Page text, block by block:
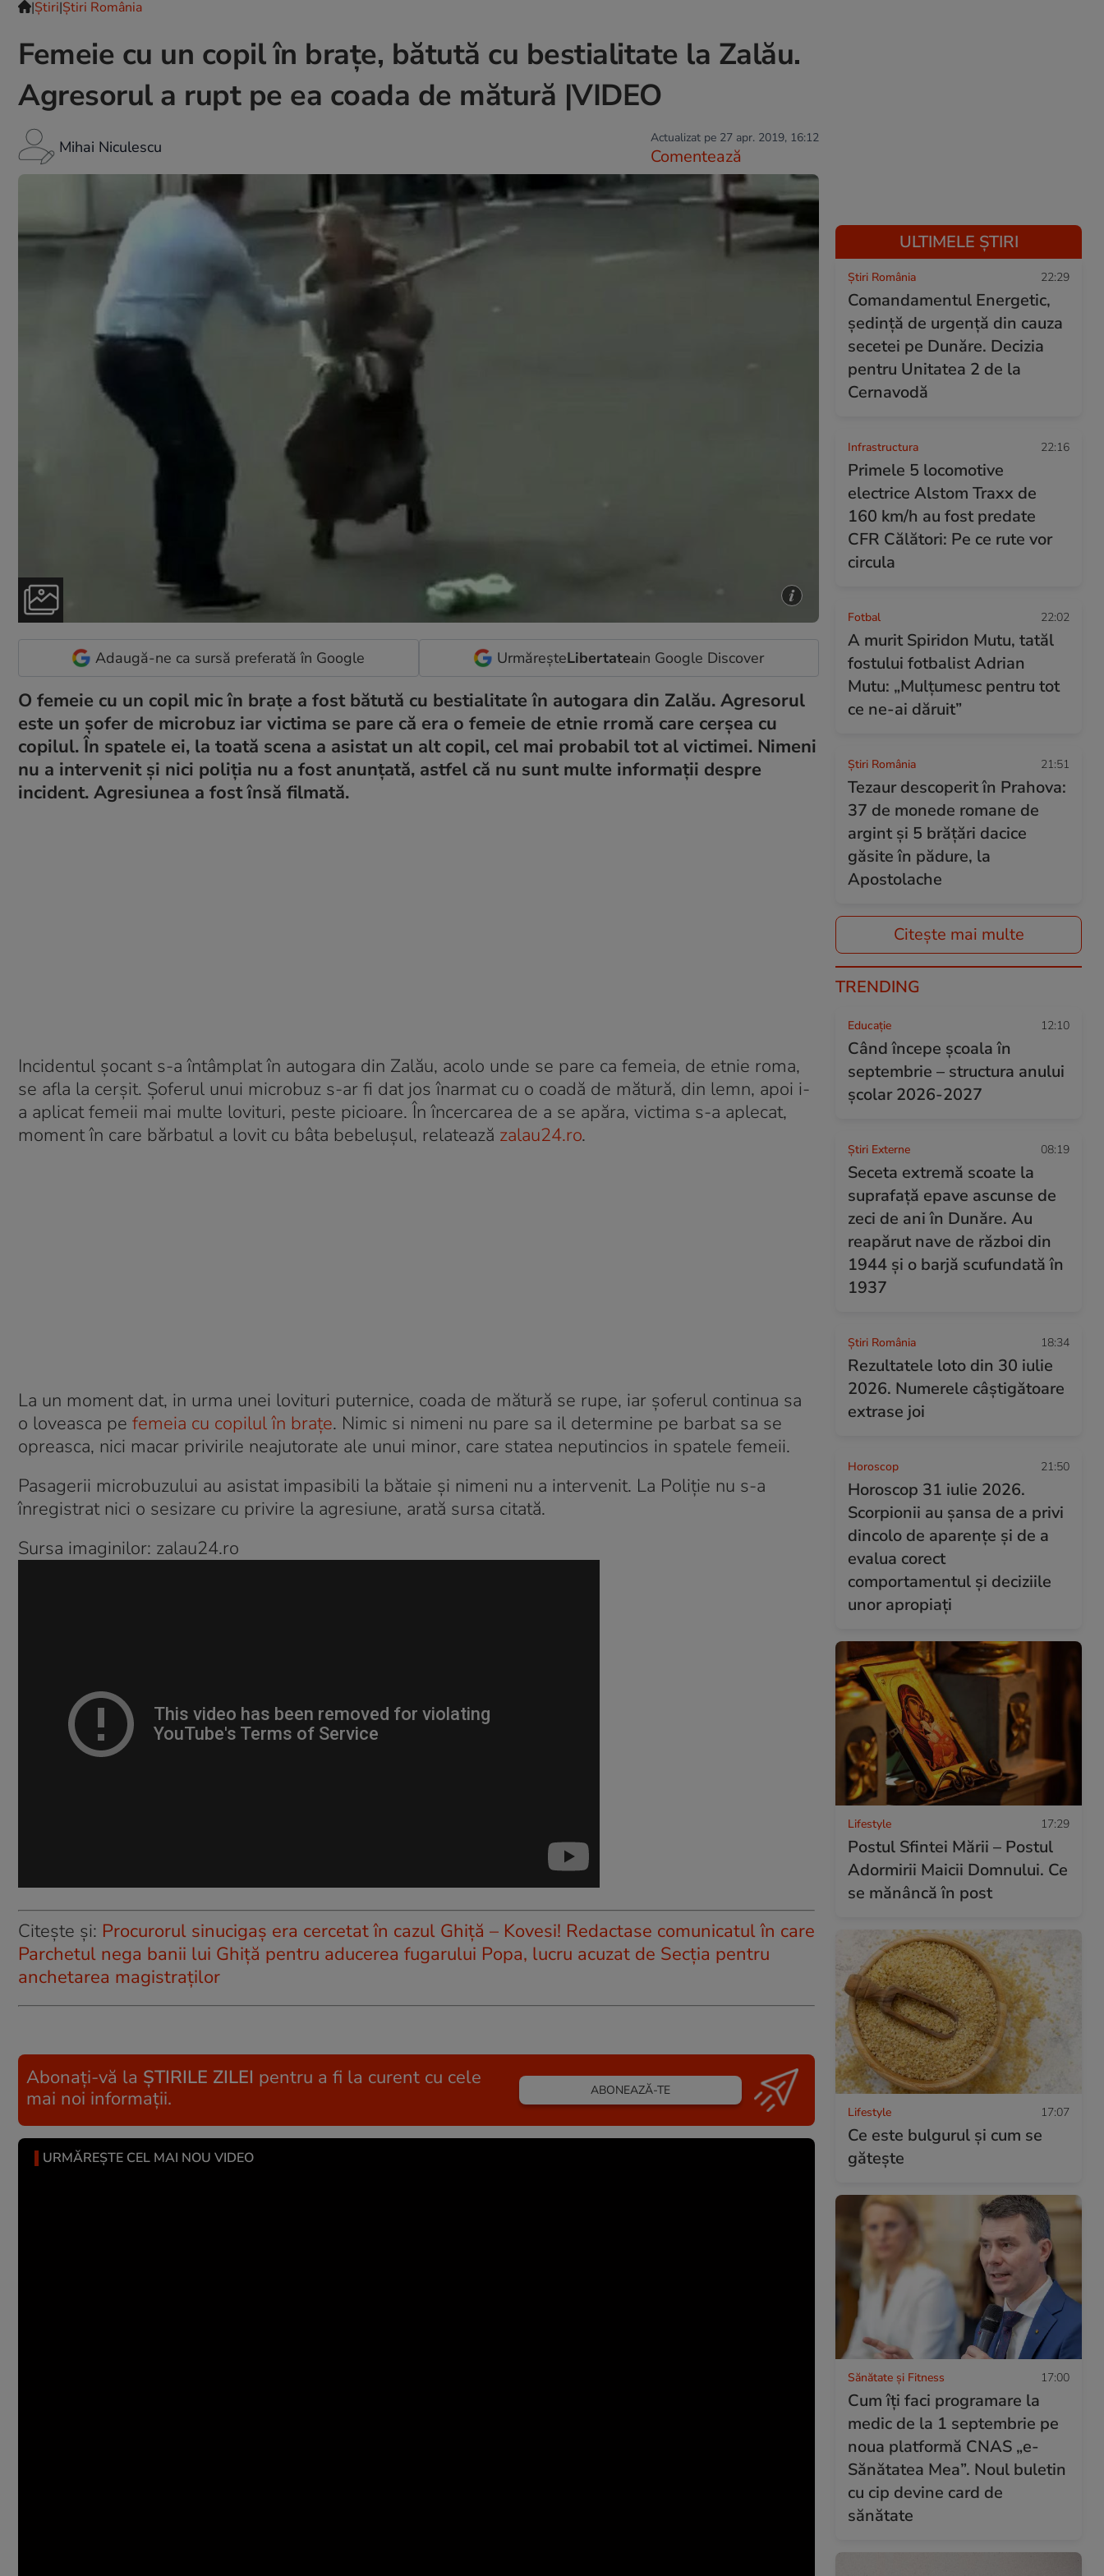
|Ştiri|Știri România
Femeie cu un copil în brațe, bătută cu bestialitate la Zalău.
Agresorul a rupt pe ea coada de mătură |VIDEO
Mihai Niculescu Actualizat pe 27 apr. 2019, 16:12
Comentează
Adaugă-ne ca sursă preferată în Google UrmăreșteLibertateain Google Discover
O femeie cu un copil mic în brațe a fost bătută cu bestialitate în autogara din Zalău. Agresorul
este un șofer de microbuz iar victima se pare că era o femeie de etnie rromă care cerșea cu
copilul. În spatele ei, la toată scena a asistat un alt copil, cel mai probabil tot al victimei. Nimeni
nu a intervenit și nici poliția nu a fost anunțată, astfel că nu sunt multe informații despre
incident. Agresiunea a fost însă filmată.
Incidentul șocant s-a întâmplat în autogara din Zalău, acolo unde se pare ca femeia, de etnie roma,
se afla la cerșit. Șoferul unui microbuz s-ar fi dat jos înarmat cu o coadă de mătură, din lemn, apoi i-
a aplicat femeii mai multe lovituri, peste picioare. În încercarea de a se apăra, victima s-a aplecat,
moment în care bărbatul a lovit cu bâta bebelușul, relatează zalau24.ro.
La un moment dat, in urma unei lovituri puternice, coada de mătură se rupe, iar șoferul continua sa
o loveasca pe femeia cu copilul în brațe. Nimic si nimeni nu pare sa il determine pe barbat sa se
opreasca, nici macar privirile neajutorate ale unui minor, care statea neputincios in spatele femeii.
Pasagerii microbuzului au asistat impasibili la bătaie și nimeni nu a intervenit. La Poliție nu s-a
înregistrat nici o sesizare cu privire la agresiune, arată sursa citată.
Sursa imaginilor: zalau24.ro
Citește și: Procurorul sinucigaș era cercetat în cazul Ghiță – Kovesi! Redactase comunicatul în care
Parchetul nega banii lui Ghiță pentru aducerea fugarului Popa, lucru acuzat de Secția pentru
anchetarea magistraților
Abonați-vă la ȘTIRILE ZILEI pentru a fi la curent cu cele
mai noi informații.
ABONEAZĂ-TE
URMĂREȘTE CEL MAI NOU VIDEO
ULTIMELE ȘTIRI
Știri România 22:29
Comandamentul Energetic,
ședință de urgență din cauza
secetei pe Dunăre. Decizia
pentru Unitatea 2 de la
Cernavodă
Infrastructura 22:16
Primele 5 locomotive
electrice Alstom Traxx de
160 km/h au fost predate
CFR Călători: Pe ce rute vor
circula
Fotbal 22:02
A murit Spiridon Mutu, tatăl
fostului fotbalist Adrian
Mutu: „Mulțumesc pentru tot
ce ne-ai dăruit”
Știri România 21:51
Tezaur descoperit în Prahova:
37 de monede romane de
argint și 5 brățări dacice
găsite în pădure, la
Apostolache
Citește mai multe
TRENDING
Educație 12:10
Când începe şcoala în
septembrie – structura anului
şcolar 2026-2027
Știri Externe 08:19
Seceta extremă scoate la
suprafață epave ascunse de
zeci de ani în Dunăre. Au
reapărut nave de război din
1944 și o barjă scufundată în
1937
Știri România 18:34
Rezultatele loto din 30 iulie
2026. Numerele câștigătoare
extrase joi
Horoscop 21:50
Horoscop 31 iulie 2026.
Scorpionii au șansa de a privi
dincolo de aparențe și de a
evalua corect
comportamentul și deciziile
unor apropiați
Lifestyle 17:29
Postul Sfintei Mării – Postul
Adormirii Maicii Domnului. Ce
se mănâncă în post
Lifestyle 17:07
Ce este bulgurul și cum se
gătește
Sănătate și Fitness 17:00
Cum îți faci programare la
medic de la 1 septembrie pe
noua platformă CNAS „e-
Sănătatea Mea”. Noul buletin
cu cip devine card de
sănătate